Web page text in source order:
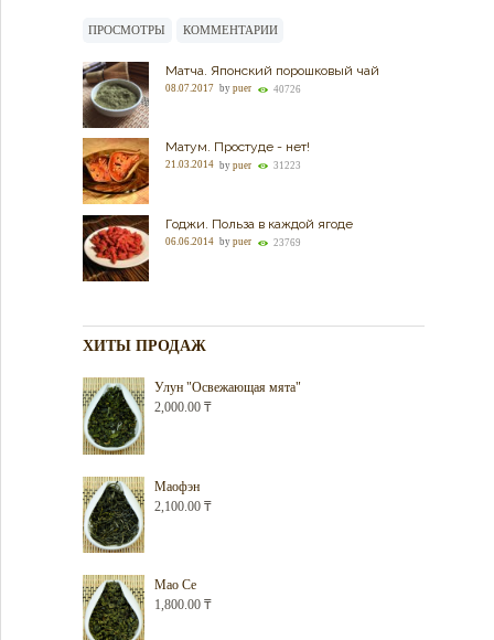
ПРОСМОТРЫ КОММЕНТАРИИ
Матча. Японский порошковый чай
08.07.2017 by puer 40726
Матум. Простуде - нет!
21.03.2014 by puer 31223
Годжи. Польза в каждой ягоде
06.06.2014 by puer 23769
ХИТЫ ПРОДАЖ
Улун "Освежающая мята"
2,000.00 ₸
Маофэн
2,100.00 ₸
Мао Се
1,800.00 ₸